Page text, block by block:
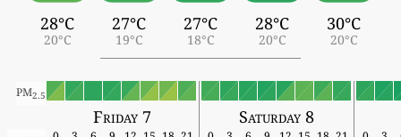
28°C
20°C
27°C
19°C
27°C
18°C
28°C
20°C
30°C
20°C
PM2.5
Friday 7 Saturday 8